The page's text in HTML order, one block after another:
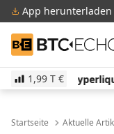
App herunterladen
BTC-ECHO
1,99 T €
Kurs 47,33 € 1.20%
Startseite Aktuelle